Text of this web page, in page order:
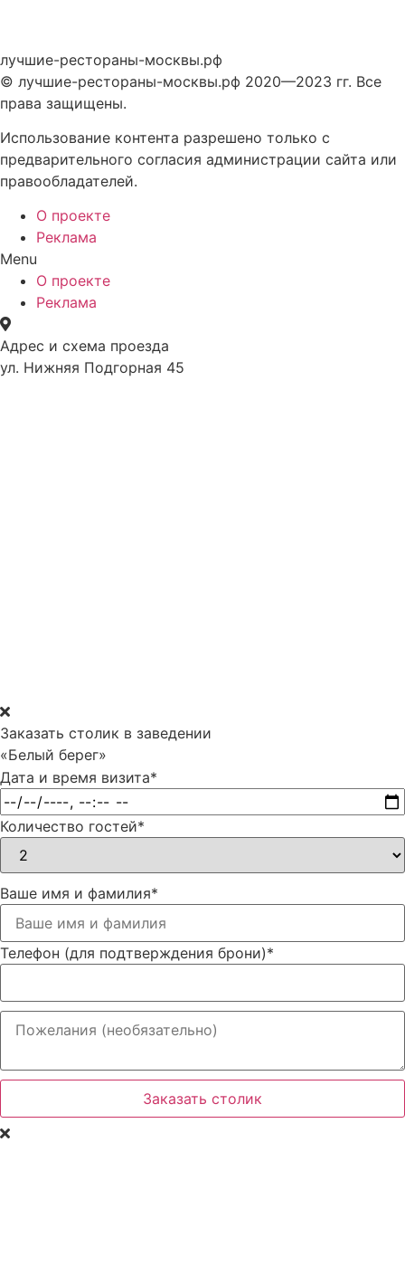
лучшие-рестораны-москвы.рф
© лучшие-рестораны-москвы.рф 2020—2023 гг. Все
права защищены.
Использование контента разрешено только с
предварительного согласия администрации сайта или
правообладателей.
О проекте
Реклама
Menu
О проекте
Реклама
Адрес и схема проезда
ул. Нижняя Подгорная 45
Заказать столик в заведении
«Белый берег»
Дата и время визита*
Количество гостей*
Ваше имя и фамилия*
Телефон (для подтверждения брони)*
Заказать столик